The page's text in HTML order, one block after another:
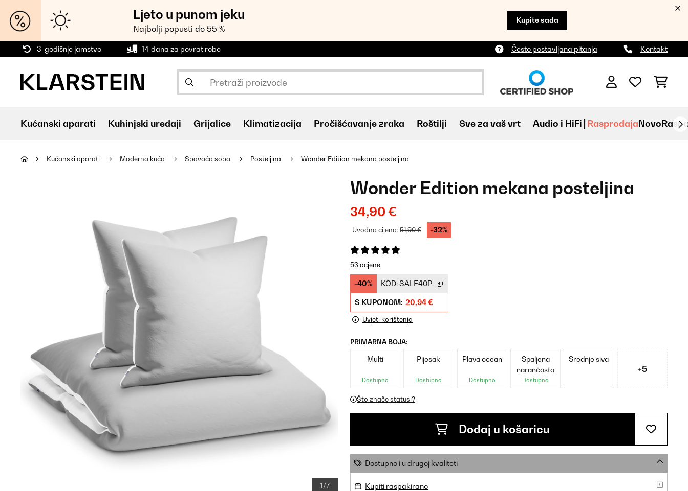
Ljeto u punom jeku
Najbolji popusti do 55 %
Kupite sada
3-godišnje jamstvo 14 dana za povrat robe Često postavljana pitanja Kontakt
Kućanski aparati Kuhinjski uređaji Grijalice Klimatizacija Pročišćavanje zraka Roštilji Sve za vaš vrt Audio i HiFi RasprodajaNovo
Kućanski aparati Moderna kuća Spavaća soba Posteljina Wonder Edition mekana posteljina
1/7
Wonder Edition mekana posteljina
34,90 €
Uvodna cijena:51,90 € -32%
53 ocjene
-40% KOD:SALE40P
S KUPONOM: 20,94 €
Uvjeti korištenja
PRIMARNA BOJA:
Multi
Dostupno
Pijesak
Dostupno
Plava ocean
Dostupno
Spaljena
narančasta
Dostupno
Srednje siva
+5
Što znače statusi?
Dodaj u košaricu
Dostupno i u drugoj kvaliteti
Kupiti raspakirano